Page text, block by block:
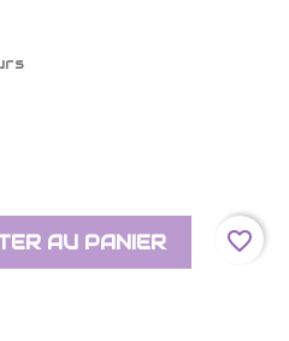
AU PANIER favorite_border